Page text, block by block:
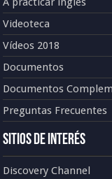
Videoteca
Vídeos 2018
Documentos
Documentos
Preguntas Frecuentes
Sitios de Interés
Discovery Channel